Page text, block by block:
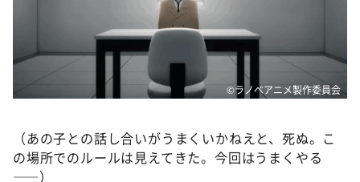
©ラノベアニメ製作委員会
（あの子との話し合いがうまくいかねえと、死ぬ。こ
の場所でのルールは見えてきた。今回はうまくやる
――）